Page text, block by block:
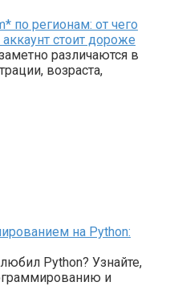
по регионам: от чего
стоит дороже
различаются в
возраста,
на Python:
Python? Узнайте,
и